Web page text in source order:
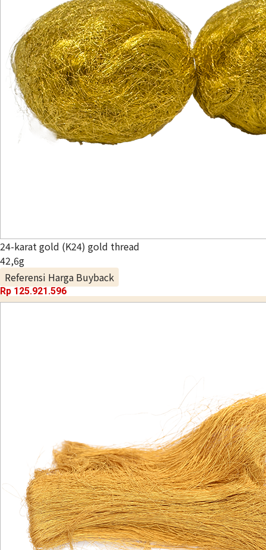
24-karat gold (K24) gold thread
42,6g
Referensi Harga Buyback
Rp 125.921.596